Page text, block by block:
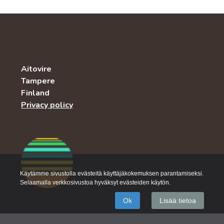
Aitovire
Tampere
Finland
Privacy policy
Käytämme sivustolla evästeitä käyttäjäkokemuksen parantamiseksi.
Selaamalla verkkosivustoa hyväksyt evästeiden käytön.
Ok Lisää tietoa